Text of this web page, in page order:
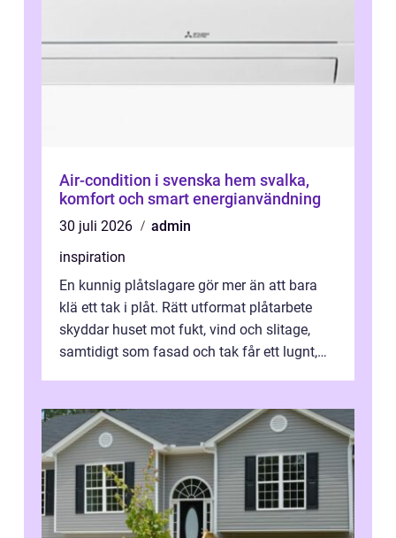
Air-condition i svenska hem svalka,
komfort och smart energianvändning
30 juli 2026
admin
inspiration
En kunnig plåtslagare gör mer än att bara
klä ett tak i plåt. Rätt utformat plåtarbete
skyddar huset mot fukt, vind och slitage,
samtidigt som fasad och tak får ett lugnt,